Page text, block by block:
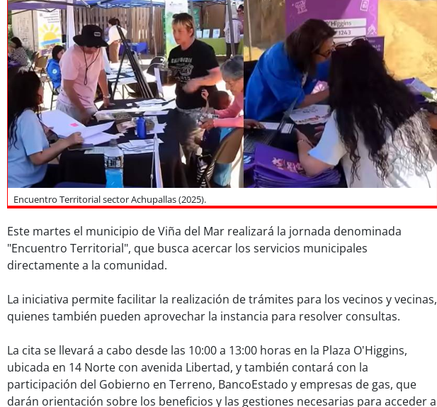
Encuentro Territorial sector Achupallas (2025).
Este martes el municipio de Viña del Mar realizará la jornada denominada
"Encuentro Territorial", que busca acercar los servicios municipales
directamente a la comunidad.
La iniciativa permite facilitar la realización de trámites para los vecinos y vecinas,
quienes también pueden aprovechar la instancia para resolver consultas.
La cita se llevará a cabo desde las 10:00 a 13:00 horas en la Plaza O'Higgins,
ubicada en 14 Norte con avenida Libertad, y también contará con la
participación del Gobierno en Terreno, BancoEstado y empresas de gas, que
darán orientación sobre los beneficios y las gestiones necesarias para acceder a